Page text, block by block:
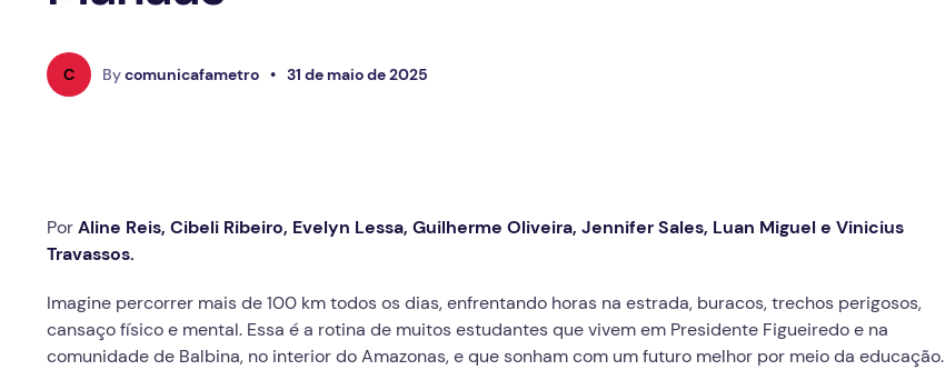
C Bycomunicafametro • 31 de maio de 2025
PorAline Reis, Cibeli Ribeiro, Evelyn Lessa, Guilherme Oliveira, Jennifer Sales, Luan Miguel e Vinicius
Travassos.
Imagine percorrer mais de 100 km todos os dias, enfrentando horas na estrada, buracos, trechos perigosos,
cansaço físico e mental. Essa é a rotina de muitos estudantes que vivem em Presidente Figueiredo e na
comunidade de Balbina, no interior do Amazonas, e que sonham com um futuro melhor por meio da educação.